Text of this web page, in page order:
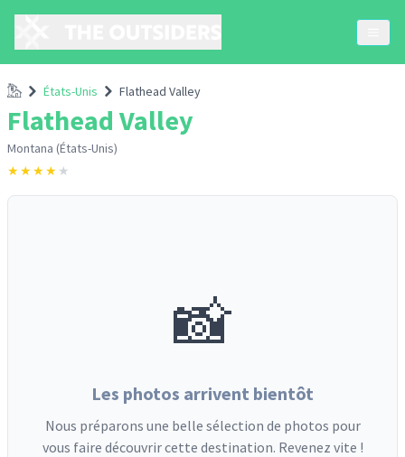
AccueilÉtats-Unis Flathead Valley
Flathead Valley
Montana (États-Unis)
★★★★ ★
📸
Les photos arrivent bientôt
Nous préparons une belle sélection de photos pour
vous faire découvrir cette destination. Revenez vite !